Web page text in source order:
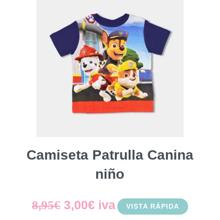
Camiseta Patrulla Canina
niño
8,95€ El
3,00€Eliva VISTA RÁPIDA